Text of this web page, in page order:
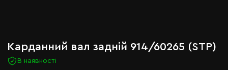
Карданний вал задній 914/60265 (STP)
В наявності